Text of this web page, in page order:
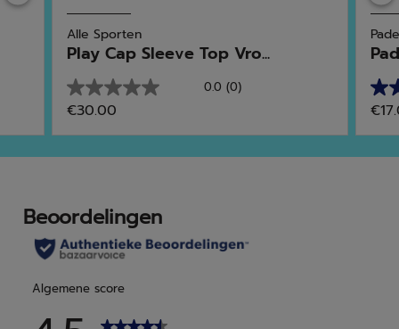
Alle Sporten
Play Cap Sleeve Top Vro...
0.0 (0)
0.0
van
de
5
€30.00
5.0
van
de
5